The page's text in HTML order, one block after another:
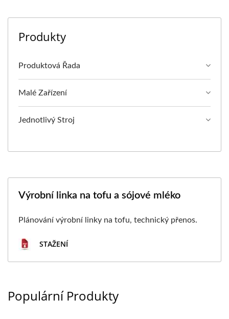
Produkty
Produktová Řada
Malé Zařízení
Jednotlivý Stroj
Výrobní linka na tofu a sójové mléko
Plánování výrobní linky na tofu, technický přenos.
STAŽENÍ
Populární Produkty